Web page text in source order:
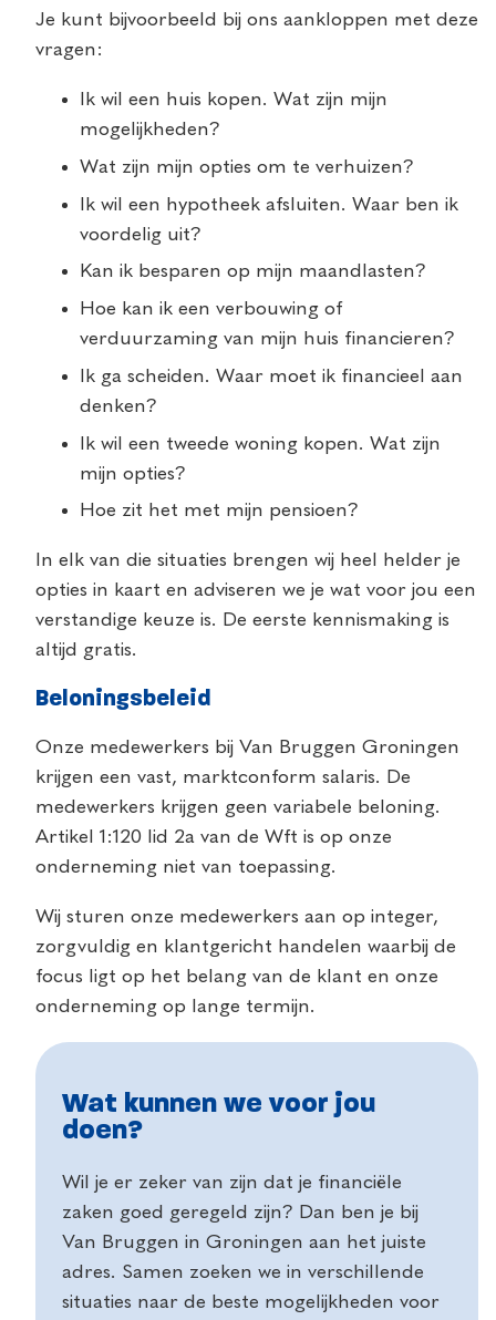
Je kunt bijvoorbeeld bij ons aankloppen met deze
vragen:
Ik wil een huis kopen. Wat zijn mijn
mogelijkheden?
Wat zijn mijn opties om te verhuizen?
Ik wil een hypotheek afsluiten. Waar ben ik
voordelig uit?
Kan ik besparen op mijn maandlasten?
Hoe kan ik een verbouwing of
verduurzaming van mijn huis financieren?
Ik ga scheiden. Waar moet ik financieel aan
denken?
Ik wil een tweede woning kopen. Wat zijn
mijn opties?
Hoe zit het met mijn pensioen?
In elk van die situaties brengen wij heel helder je
opties in kaart en adviseren we je wat voor jou een
verstandige keuze is. De eerste kennismaking is
altijd gratis.
Beloningsbeleid
Onze medewerkers bij Van Bruggen Groningen
krijgen een vast, marktconform salaris. De
medewerkers krijgen geen variabele beloning.
Artikel 1:120 lid 2a van de Wft is op onze
onderneming niet van toepassing.
Wij sturen onze medewerkers aan op integer,
zorgvuldig en klantgericht handelen waarbij de
focus ligt op het belang van de klant en onze
onderneming op lange termijn.
Wat kunnen we voor jou
doen?
Wil je er zeker van zijn dat je financiële
zaken goed geregeld zijn? Dan ben je bij
Van Bruggen in Groningen aan het juiste
adres. Samen zoeken we in verschillende
situaties naar de beste mogelijkheden voor